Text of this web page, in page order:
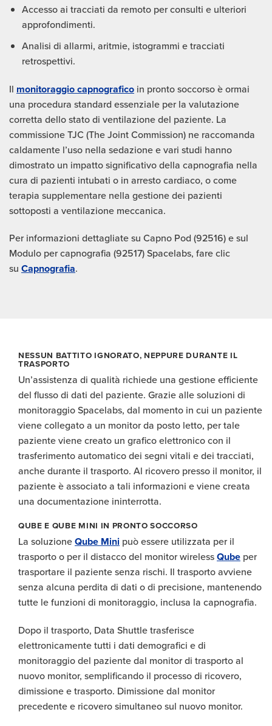
Accesso ai tracciati da remoto per consulti e ulteriori
approfondimenti.
Analisi di allarmi, aritmie, istogrammi e tracciati
retrospettivi.
Il monitoraggio capnografico in pronto soccorso è ormai
una procedura standard essenziale per la valutazione
corretta dello stato di ventilazione del paziente. La
commissione TJC (The Joint Commission) ne raccomanda
caldamente l’uso nella sedazione e vari studi hanno
dimostrato un impatto significativo della capnografia nella
cura di pazienti intubati o in arresto cardiaco, o come
terapia supplementare nella gestione dei pazienti
sottoposti a ventilazione meccanica.
Per informazioni dettagliate su Capno Pod (92516) e sul
Modulo per capnografia (92517) Spacelabs, fare clic
su Capnografia.
NESSUN BATTITO IGNORATO, NEPPURE DURANTE IL
TRASPORTO
Un’assistenza di qualità richiede una gestione efficiente
del flusso di dati del paziente. Grazie alle soluzioni di
monitoraggio Spacelabs, dal momento in cui un paziente
viene collegato a un monitor da posto letto, per tale
paziente viene creato un grafico elettronico con il
trasferimento automatico dei segni vitali e dei tracciati,
anche durante il trasporto. Al ricovero presso il monitor, il
paziente è associato a tali informazioni e viene creata
una documentazione ininterrotta.
QUBE E QUBE MINI IN PRONTO SOCCORSO
La soluzioneQube Mini può essere utilizzata per il
trasporto o per il distacco del monitor wirelessQube per
trasportare il paziente senza rischi. Il trasporto avviene
senza alcuna perdita di dati o di precisione, mantenendo
tutte le funzioni di monitoraggio, inclusa la capnografia.
Dopo il trasporto, Data Shuttle trasferisce
elettronicamente tutti i dati demografici e di
monitoraggio del paziente dal monitor di trasporto al
nuovo monitor, semplificando il processo di ricovero,
dimissione e trasporto. Dimissione dal monitor
precedente e ricovero simultaneo sul nuovo monitor.